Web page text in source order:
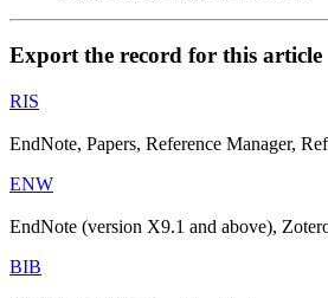
Export the record for this article
RIS
EndNote, Papers, Reference Manager,
ENW
EndNote (version X9.1 and above),
BIB